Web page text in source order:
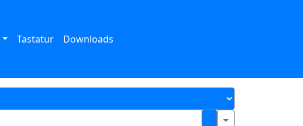
Tastatur Downloads